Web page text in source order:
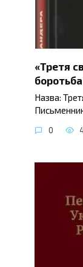
«Третя
Назва:
0